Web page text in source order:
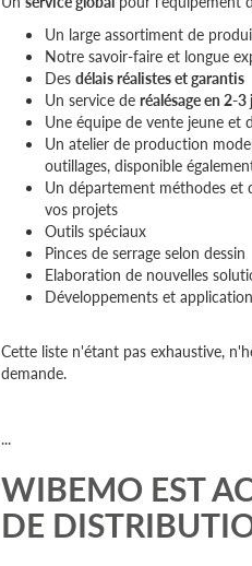
Un large assortiment de
Notre savoir-faire et longue
Des délais réalistes et garantis
Un service de réalésage en 2-
Une équipe de vente jeune et
Un atelier de production
outillages, disponible
Un département méthodes et
vos projets
Outils spéciaux
Pinces de serrage selon dessin
Elaboration de nouvelles
Développements et
Cette liste n'étant pas exhaustive,
demande.
...
WIBEMO EST
DE